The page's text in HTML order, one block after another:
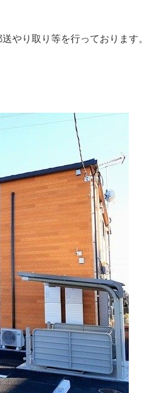
やり取り等を行っております。